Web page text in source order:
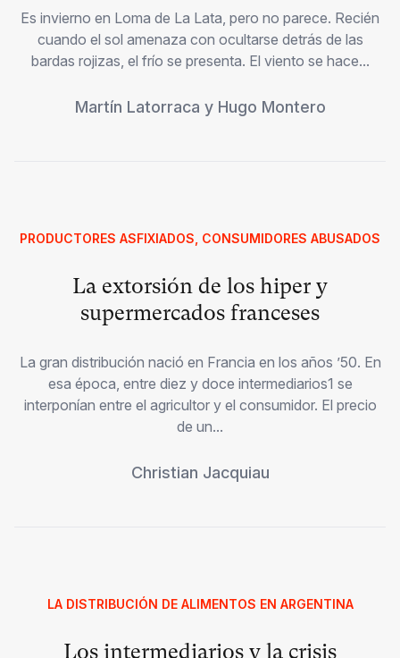
Es invierno en Loma de La Lata, pero no parece. Recién
cuando el sol amenaza con ocultarse detrás de las
bardas rojizas, el frío se presenta. El viento se hace...
Martín Latorraca y Hugo Montero
PRODUCTORES ASFIXIADOS, CONSUMIDORES ABUSADOS
La extorsión de los hiper y
supermercados franceses
La gran distribución nació en Francia en los años ’50. En
esa época, entre diez y doce intermediarios1 se
interponían entre el agricultor y el consumidor. El precio
de un...
Christian Jacquiau
LA DISTRIBUCIÓN DE ALIMENTOS EN ARGENTINA
Los intermediarios y la crisis